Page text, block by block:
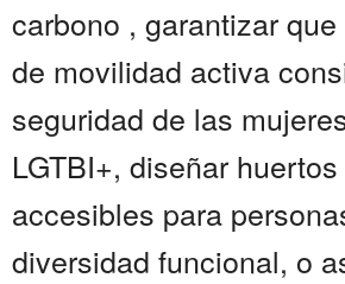
carbono , garantizar
de movilidad activa
seguridad de las
LGTBI+, diseñar
accesibles para
diversidad funcional, o